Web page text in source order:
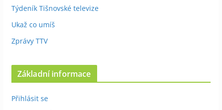
Týdeník Tišnovské televize
Ukaž co umíš
Zprávy TTV
Základní informace
Přihlásit se